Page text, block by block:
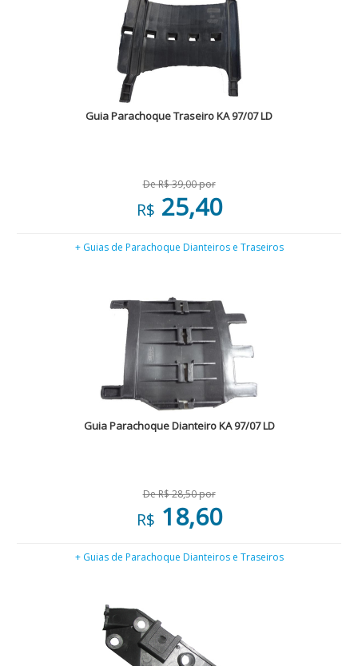
Guia Parachoque Traseiro KA 97/07 LD
De R$ 39,00 por
R$ 25,40
+ Guias de Parachoque Dianteiros e Traseiros
Guia Parachoque Dianteiro KA 97/07 LD
De R$ 28,50 por
R$ 18,60
+ Guias de Parachoque Dianteiros e Traseiros